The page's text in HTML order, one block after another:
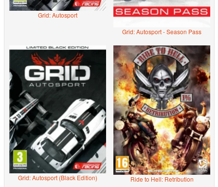
Grid: Autosport
Grid: Autosport - Season Pass
Grid: Autosport (Black Edition) Ride to Hell: Retribution